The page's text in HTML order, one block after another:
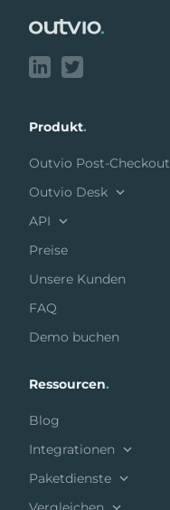
Produkt.
Outvio Post-Checkout
Outvio Desk
API
Preise
Unsere Kunden
FAQ
Demo buchen
Ressourcen.
Blog
Integrationen
Paketdienste